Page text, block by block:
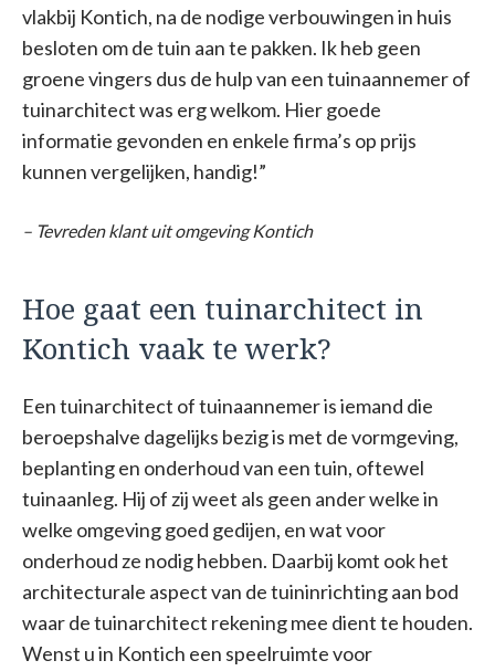
vlakbij Kontich, na de nodige verbouwingen in huis
besloten om de tuin aan te pakken. Ik heb geen
groene vingers dus de hulp van een tuinaannemer of
tuinarchitect was erg welkom. Hier goede
informatie gevonden en enkele firma’s op prijs
kunnen vergelijken, handig!”
– Tevreden klant uit omgeving Kontich
Hoe gaat een tuinarchitect in
Kontich vaak te werk?
Een tuinarchitect of tuinaannemer is iemand die
beroepshalve dagelijks bezig is met de vormgeving,
beplanting en onderhoud van een tuin, oftewel
tuinaanleg. Hij of zij weet als geen ander welke in
welke omgeving goed gedijen, en wat voor
onderhoud ze nodig hebben. Daarbij komt ook het
architecturale aspect van de tuininrichting aan bod
waar de tuinarchitect rekening mee dient te houden.
Wenst u in Kontich een speelruimte voor